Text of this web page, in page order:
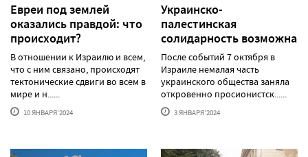
Евреи под землей
оказались правдой: что
происходит?
В отношении к Израилю и всем,
что с ним связано, происходят
тектонические сдвиги во всем в
мире и н......
10 ЯНВАРЯ'2024
Украинско-
палестинская
солидарность возможна
После событий 7 октября в
Израиле немалая часть
украинского общества заняла
откровенно просионистск......
3 ЯНВАРЯ'2024